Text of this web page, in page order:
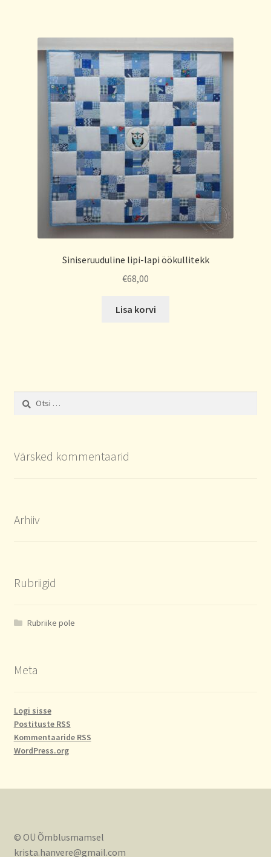
Siniseruuduline lipi-lapi öökullitekk
€68,00
Lisa korvi
Otsi:
Värsked kommentaarid
Arhiiv
Rubriigid
Rubriike pole
Meta
Logi sisse
Postituste RSS
Kommentaaride RSS
WordPress.org
© OÜ Õmblusmamsel
krista.hanvere@gmail.com